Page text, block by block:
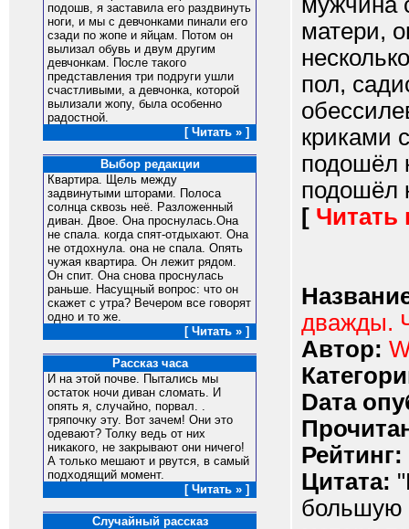
подошв, я заставила его раздвинуть
ноги, и мы с девчонками пинали его
сзади по жопе и яйцам. Потом он
вылизал обувь и двум другим
девчонкам. После такого
представления три подруги ушли
счастливыми, а девчонка, которой
вылизали жопу, была особенно
радостной.
[ Читать » ]
Выбор редакции
Квартира. Щель между
задвинутыми шторами. Полоса
солнца сквозь неё. Разложенный
диван. Двое. Она проснулась.Она
не спала. когда спят-отдыхают. Она
не отдохнула. она не спала. Опять
чужая квартира. Он лежит рядом.
Он спит. Она снова проснулась
раньше. Насущный вопрос: что он
скажет с утра? Вечером все говорят
одно и то же.
[ Читать » ]
Рассказ часа
И на этой почве. Пытались мы
остаток ночи диван сломать. И
опять я, случайно, порвал. .
тряпочку эту. Вот зачем! Они это
одевают? Толку ведь от них
никакого, не закрывают они ничего!
А только мешают и рвутся, в самый
подходящий момент.
[ Читать » ]
Случайный рассказ
матери,
пол,
криками
подошёл
подошёл
[ Читать
дважды.
Автор:
Dата
Рейтинг:
Цитата:
большую